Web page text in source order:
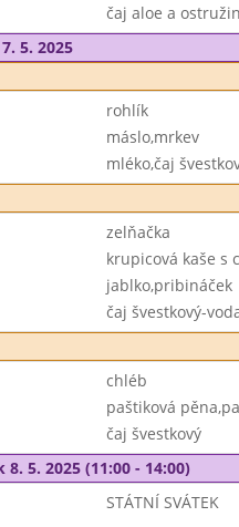
čaj aloe a
5. 2025
rohlík
máslo,mrkev
mléko,čaj
zelňačka
krupicová kaše s
jablko,pribináček
čaj švestkový-
chléb
paštiková
čaj švestkový
8. 5. 2025 (11:00 - 14:00)
STÁTNÍ SVÁTEK